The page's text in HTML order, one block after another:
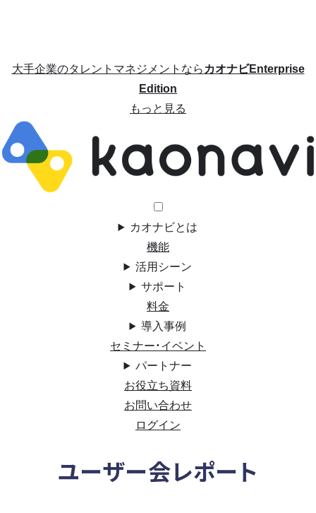
大手企業のタレントマネジメントならカオナビEnterprise
Edition
もっと見る
カオナビとは
機能
活用シーン
サポート
料金
導入事例
セミナー・イベント
パートナー
お役立ち資料
お問い合わせ
ログイン
ユーザー会レポート